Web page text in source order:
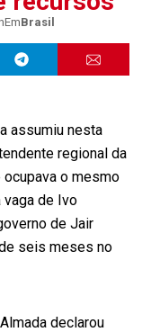
EmBrasil
assumiu nesta
regional da
ocupava o mesmo
vaga de Ivo
de Jair
seis meses no
declarou